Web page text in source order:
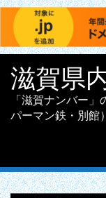
content
滋賀県
「滋賀ナンバー
パーマン鉄・別館）